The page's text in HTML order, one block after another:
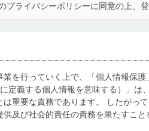
プライバシーポリシーに同意の上、登
を行っていく上で、「個人情報保
定義する個人情報を意味する）」は
重要な責務であります。 したがっ
及び社会的責任の責務を果たすこと